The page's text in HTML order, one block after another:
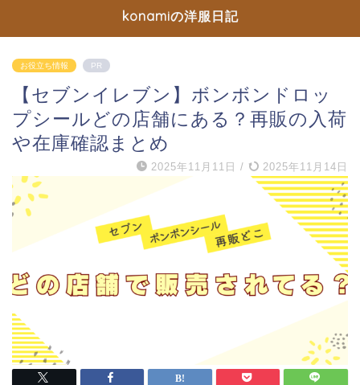
konamiの洋服日記
お役立ち情報 PR
【セブンイレブン】ボンボンドロッ
プシールどの店舗にある？再販の入荷
や在庫確認まとめ
2025年11月11日 / 2025年11月14日